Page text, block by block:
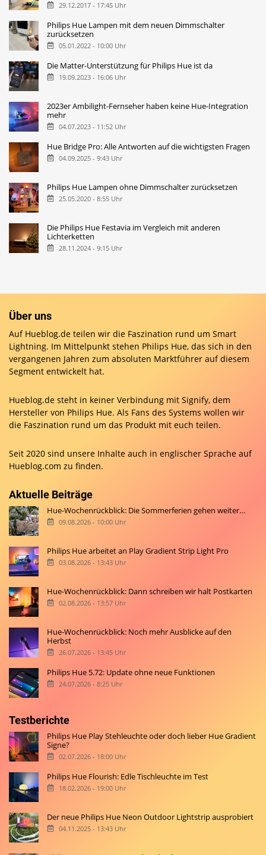
29.12.2017 - 17:45 Uhr
Philips Hue Lampen mit dem neuen Dimmschalter
zurücksetzen
05.01.2022 - 10:00 Uhr
Die Matter-Unterstützung für Philips Hue ist da
19.09.2023 - 16:06 Uhr
2023er Ambilight-Fernseher haben keine Hue-Integration
mehr
04.07.2023 - 11:52 Uhr
Hue Bridge Pro: Alle Antworten auf die wichtigsten Fragen
04.09.2025 - 9:43 Uhr
Philips Hue Lampen ohne Dimmschalter zurücksetzen
25.05.2020 - 8:55 Uhr
Die Philips Hue Festavia im Vergleich mit anderen
Lichterketten
28.11.2024 - 9:15 Uhr
Über uns
Auf Hueblog.de teilen wir die Faszination rund um Smart
Lightning. Im Mittelpunkt stehen Philips Hue, das sich in den
vergangenen Jahren zum absoluten Marktführer auf diesem
Segment entwickelt hat.
Hueblog.de steht in keiner Verbindung mit Signify, dem
Hersteller von Philips Hue. Als Fans des Systems wollen wir
die Faszination rund um das Produkt mit euch teilen.
Seit 2020 sind unsere Inhalte auch in englischer Sprache auf
Hueblog.com zu finden.
Aktuelle Beiträge
Hue-Wochenrückblick: Die Sommerferien gehen weiter…
09.08.2026 - 10:00 Uhr
Philips Hue arbeitet an Play Gradient Strip Light Pro
03.08.2026 - 13:43 Uhr
Hue-Wochenrückblick: Dann schreiben wir halt Postkarten
02.08.2026 - 13:57 Uhr
Hue-Wochenrückblick: Noch mehr Ausblicke auf den
Herbst
26.07.2026 - 13:45 Uhr
Philips Hue 5.72: Update ohne neue Funktionen
24.07.2026 - 8:25 Uhr
Testberichte
Philips Hue Play Stehleuchte oder doch lieber Hue Gradient
Signe?
02.07.2026 - 18:00 Uhr
Philips Hue Flourish: Edle Tischleuchte im Test
18.02.2026 - 19:00 Uhr
Der neue Philips Hue Neon Outdoor Lightstrip ausprobiert
04.11.2025 - 13:43 Uhr